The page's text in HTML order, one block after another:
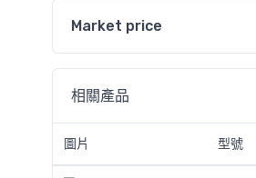
Market price
相關產品
圖片 型號